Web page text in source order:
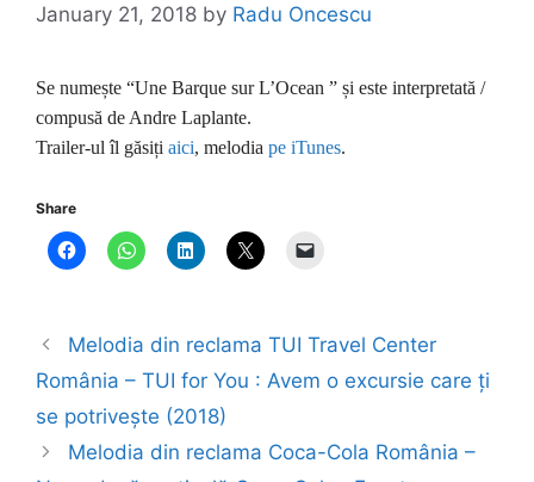
January 21, 2018 by Radu Oncescu
Se numește “Une Barque sur L’Ocean ” și este interpretată /
compusă de Andre Laplante.
Trailer-ul îl găsiți aici, melodia pe iTunes.
Share
Melodia din reclama TUI Travel Center
România – TUI for You : Avem o excursie care ți
se potrivește (2018)
Melodia din reclama Coca-Cola România –